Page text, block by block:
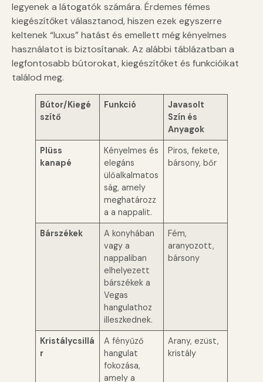
legyenek a látogatók számára. Érdemes fémes
kiegészítőket választanod, hiszen ezek egyszerre
keltenek “luxus” hatást és emellett még kényelmes
használatot is biztosítanak. Az alábbi táblázatban a
legfontosabb bútorokat, kiegészítőket és funkcióikat
találod meg.
Bútor/Kiegé
szítő
Funkció
Javasolt
Szín és
Anyagok
Plüss
kanapé
Kényelmes és
elegáns
ülőalkalmatos
ság, amely
meghatározz
a a nappalit.
Piros, fekete,
bársony, bőr
Bárszékek
A konyhában
vagy a
nappaliban
elhelyezett
bárszékek a
Vegas
hangulathoz
illeszkednek.
Fém,
aranyozott,
bársony
Kristálycsillá
r
A fényűző
hangulat
fokozása,
amely a
Arany, ezüst,
kristály